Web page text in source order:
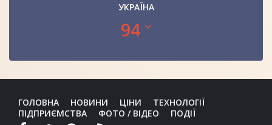
УКРАЇНА
94
ГОЛОВНА НОВИНИ ЦІНИ
ТЕХНОЛОГІЇ
ПІДПРИЄМСТВА
ФОТО / ВІДЕО ПОДІЇ